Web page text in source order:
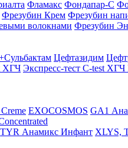
Фламакс Фондапар-С
Фрезубин Крем Фрезубин
волокнами Фрезубин
Цефтазидим
ХГЧ Экспресс-тест C-test
EXOCOSMOS GA1
TYR Анамикс Инфант XLYS,